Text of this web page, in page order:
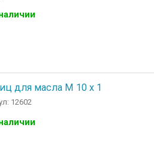
для масла M 10 x 1
12602